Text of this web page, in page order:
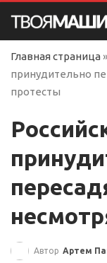
Главная страница »
принудительно
протесты
Автор Артем